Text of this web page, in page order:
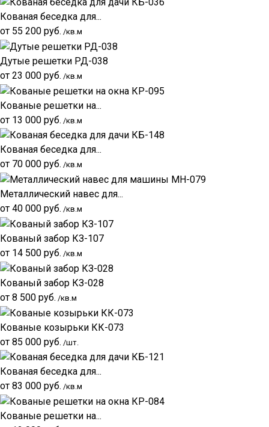
Кованая беседка для...
от 55 200 руб. /кв.м
Дутые решетки РД-038
от 23 000 руб. /кв.м
Кованые решетки на...
от 13 000 руб. /кв.м
Кованая беседка для...
от 70 000 руб. /кв.м
Металлический навес для...
от 40 000 руб. /кв.м
Кованый забор КЗ-107
от 14 500 руб. /кв.м
Кованый забор КЗ-028
от 8 500 руб. /кв.м
Кованые козырьки КК-073
от 85 000 руб. /шт.
Кованая беседка для...
от 83 000 руб. /кв.м
Кованые решетки на...